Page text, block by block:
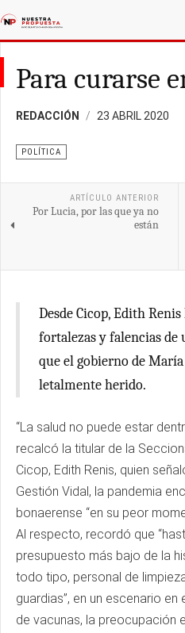
Para curarse
REDACCIÓN 23 ABRIL 2020
POLÍTICA
ARTÍCULO ANTERIOR
Por Lucia, por las que ya no
están
Desde Cicop, Edith
fortalezas y falencias de
que el gobierno de
letalmente herido.
“La salud no puede estar
recalcó la titular de la
Cicop, Edith Renis, quien
Gestión Vidal, la pandemia
bonaerense “en su peor
Al respecto, recordó que
presupuesto más bajo de la
todo tipo, personal de
guardias”, en un escenario
de vacunas, la preocupación